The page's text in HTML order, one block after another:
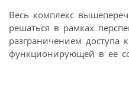
Весь комплекс
решаться в рамках
разграничением доступа
функционирующей в ее